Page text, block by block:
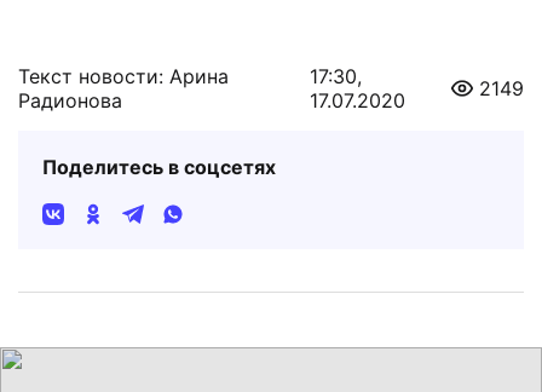
Текст новости: Арина
Радионова
17:30,
17.07.2020
2149
Поделитесь в соцсетях